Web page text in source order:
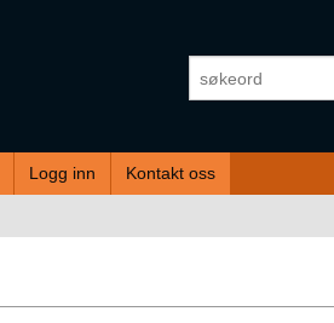
Logg inn Kontakt oss